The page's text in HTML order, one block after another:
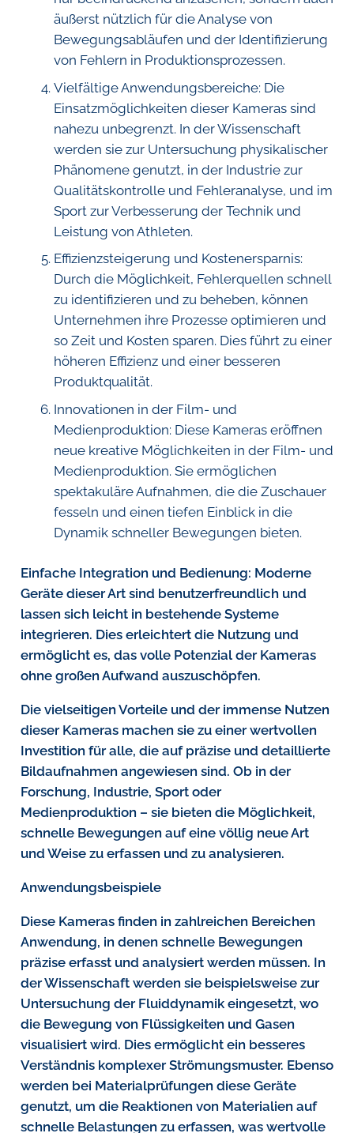
äußerst nützlich für die Analyse von
Bewegungsabläufen und der Identifizierung
von Fehlern in Produktionsprozessen.
Vielfältige Anwendungsbereiche: Die
Einsatzmöglichkeiten dieser Kameras sind
nahezu unbegrenzt. In der Wissenschaft
werden sie zur Untersuchung physikalischer
Phänomene genutzt, in der Industrie zur
Qualitätskontrolle und Fehleranalyse, und im
Sport zur Verbesserung der Technik und
Leistung von Athleten.
Effizienzsteigerung und Kostenersparnis:
Durch die Möglichkeit, Fehlerquellen schnell
zu identifizieren und zu beheben, können
Unternehmen ihre Prozesse optimieren und
so Zeit und Kosten sparen. Dies führt zu einer
höheren Effizienz und einer besseren
Produktqualität.
Innovationen in der Film- und
Medienproduktion: Diese Kameras eröffnen
neue kreative Möglichkeiten in der Film- und
Medienproduktion. Sie ermöglichen
spektakuläre Aufnahmen, die die Zuschauer
fesseln und einen tiefen Einblick in die
Dynamik schneller Bewegungen bieten.
Einfache Integration und Bedienung: Moderne
Geräte dieser Art sind benutzerfreundlich und
lassen sich leicht in bestehende Systeme
integrieren. Dies erleichtert die Nutzung und
ermöglicht es, das volle Potenzial der Kameras
ohne großen Aufwand auszuschöpfen.
Die vielseitigen Vorteile und der immense Nutzen
dieser Kameras machen sie zu einer wertvollen
Investition für alle, die auf präzise und detaillierte
Bildaufnahmen angewiesen sind. Ob in der
Forschung, Industrie, Sport oder
Medienproduktion – sie bieten die Möglichkeit,
schnelle Bewegungen auf eine völlig neue Art
und Weise zu erfassen und zu analysieren.
Anwendungsbeispiele
Diese Kameras finden in zahlreichen Bereichen
Anwendung, in denen schnelle Bewegungen
präzise erfasst und analysiert werden müssen. In
der Wissenschaft werden sie beispielsweise zur
Untersuchung der Fluiddynamik eingesetzt, wo
die Bewegung von Flüssigkeiten und Gasen
visualisiert wird. Dies ermöglicht ein besseres
Verständnis komplexer Strömungsmuster. Ebenso
werden bei Materialprüfungen diese Geräte
genutzt, um die Reaktionen von Materialien auf
schnelle Belastungen zu erfassen, was wertvolle